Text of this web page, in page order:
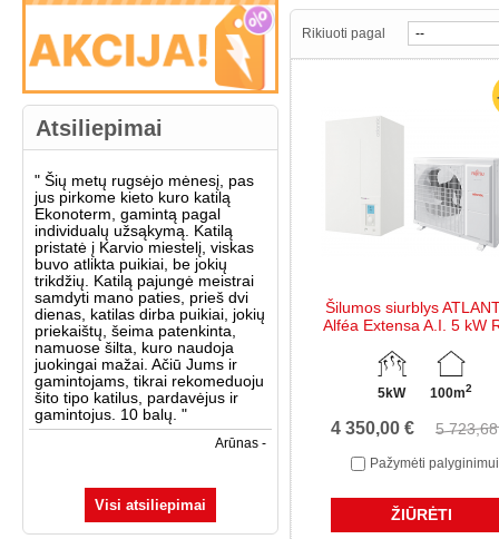
Atsiliepimai
" Šių metų rugsėjo mėnesį, pas
jus pirkome kieto kuro katilą
Ekonoterm, gamintą pagal
individualų užsąkymą. Katilą
pristatė į Karvio miestelį, viskas
buvo atlikta puikiai, be jokių
trikdžių. Katilą pajungė meistrai
samdyti mano paties, prieš dvi
dienas, katilas dirba puikiai, jokių
priekaištų, šeima patenkinta,
namuose šilta, kuro naudoja
juokingai mažai. Ačiū Jums ir
gamintojams, tikrai rekomeduoju
šito tipo katilus, pardavėjus ir
gamintojus. 10 balų. "
Arūnas -
Visi atsiliepimai
Rikiuoti pagal
Šilumos siurblys
Alféa Extensa A.I. 5 kW
5kW 100m2
4 350,00 € 5
Pažymėti palyginimui
ŽIŪRĖTI